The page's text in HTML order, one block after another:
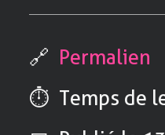
🔗 Permalien
⏱️ Temps de